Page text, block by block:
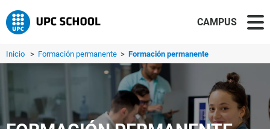
CAMPUS
Inicio > Formación permanente > Formación permanente